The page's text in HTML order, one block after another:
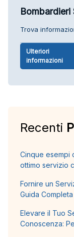
Bombardieri
Trova
Ulteriori
informazioni
Recenti
Cinque esempi
ottimo servizio
Fornire un
Guida Completa
Elevare il Tuo
Conoscenza: